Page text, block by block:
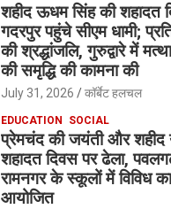
शहीद ऊधम सिंह की शहादत
गदरपुर पहुंचे सीएम धामी;
की श्रद्धांजलि, गुरुद्वारे में
की समृद्धि की कामना की
July 31, 2026 कॉर्बेट हलचल
EDUCATION SOCIAL
प्रेमचंद की जयंती और
शहादत दिवस पर ढेला,
रामनगर के स्कूलों में विविध
आयोजित